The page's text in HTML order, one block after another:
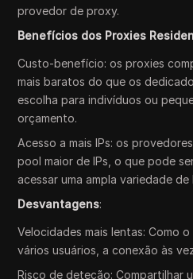
provedor de proxy.
Benefícios dos Proxies
Custo-benefício: os proxies
mais baratos do que os
escolha para indivíduos ou
orçamento.
Acesso a mais IPs: os
pool maior de IPs, o que pode
acessar uma ampla variedade de
Desvantagens:
Velocidades mais lentas: Como
vários usuários, a conexão às
Risco de deteção: Compartilhar